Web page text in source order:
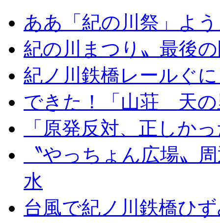
ああ「紀の川祭」よ
紀の川まつり〟最後
紀ノ川鉄橋レールぐ
できた！「山荘 天の
「原発反対、正しか
〝やっちょん広場〟
水
台風で紀ノ川鉄橋ひ